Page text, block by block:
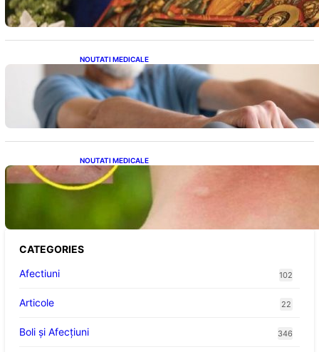
NOUTATI MEDICALE
Îmbunătățirea sănătății cardiovasculare:
Patru exerciții simple pentru reducerea
tensiunii arteriale la domiciliu
NOUTATI MEDICALE
Cum bacteriile pielii influențează atracția
țânțarilor: O nouă viziune asupra alegerii
CATEGORIES
Afectiuni
102
Articole 22
Boli și Afecțiuni 346